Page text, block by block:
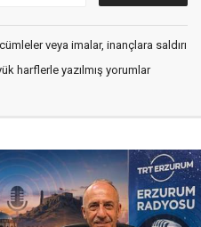
veya imalar, inançlara saldırı
harflerle yazılmış yorumlar